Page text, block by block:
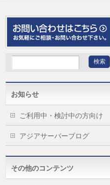
お知らせ
ご利用中・検討中の方向け
アジアサーバーブログ
その他のコンテンツ